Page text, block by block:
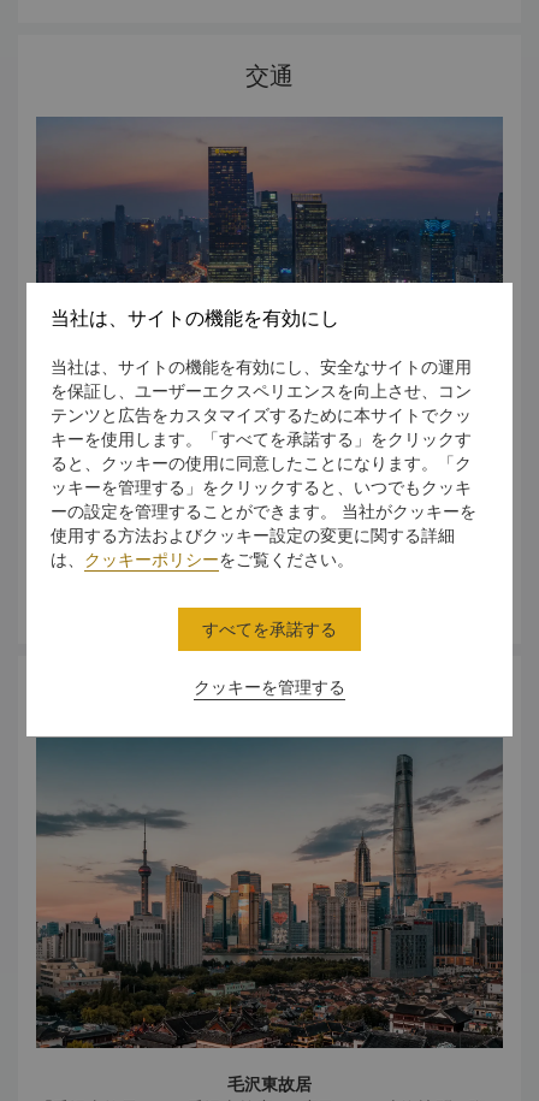
豫園の隣では、バザーが開催され、お土産品の買い物や地元
の料理を楽しむことができます。また、中国の近代以前の通
交通
お出かけの際にはプライベートカーやタクシーの手配、最寄
りの地下鉄駅までの行き方の説明など、お客様が快適かつ時
間通りに目的地に到着いただけますよう、ホテルスタッフが
お手伝いいたします。
アート＆カルチャー
毛沢東故居
当社は、サイトの機能を有効にし
当社は、サイトの機能を有効にし、安全なサイトの運用
を保証し、ユーザーエクスペリエンスを向上させ、コン
テンツと広告をカスタマイズするために本サイトでクッ
キーを使用します。「すべてを承諾する」をクリックす
ると、クッキーの使用に同意したことになります。「ク
ッキーを管理する」をクリックすると、いつでもクッキ
ーの設定を管理することができます。 当社がクッキーを
使用する方法およびクッキー設定の変更に関する詳細
は、 クッキーポリシーをご覧ください。
クッキーを管理する
すべてを承諾する